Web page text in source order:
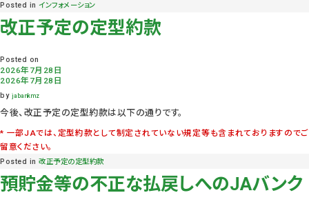
Posted inインフォメーション
改正予定の定型約款
Posted on
2026年7月28日
2026年7月28日
by jabankmz
今後、改正予定の定型約款は以下の通りです。
一部JAでは、定型約款として制定されていない規定等も含まれておりますのでご
留意ください。
Posted in改正予定の定型約款
預貯金等の不正な払戻しへのJAバンク